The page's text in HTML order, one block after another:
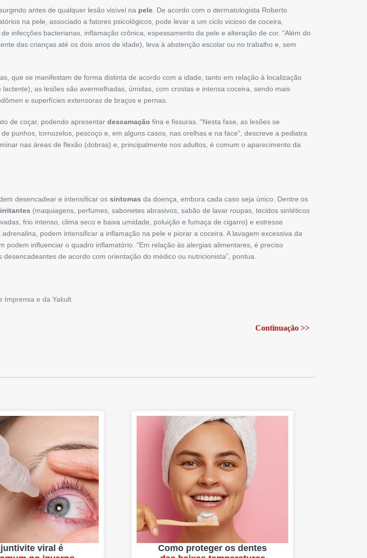
antes de qualquer lesão visível na pele. De acordo com o dermatologista Roberto
na pele, associado a fatores psicológicos, pode levar a um ciclo vicioso de coceira,
infecções bacterianas, inflamação crônica, espessamento da pele e alteração de cor. “Além do
das crianças até os dois anos de idade), leva à abstenção escolar ou no trabalho e, sem
que se manifestam de forma distinta de acordo com a idade, tanto em relação à localização
as lesões são avermelhadas, úmidas, com crostas e intensa coceira, sendo mais
e superfícies extensoras de braços e ­pernas.
de coçar, podendo apresentar descamação fina e fissuras. “Nesta fase, as lesões se
punhos, tornozelos, pescoço e, em alguns casos, nas orelhas e na face”, descreve a pediatra
nas áreas de flexão (dobras) e, principalmente nos adultos, é comum o aparecimento da
desencadear e intensificar os sintomas da doença, embora cada caso seja único. Dentre os
irritantes (maquiagens, perfumes, sabonetes abrasivos, sabão de lavar roupas, tecidos sintéticos
frio intenso, clima seco e baixa umidade, poluição e fumaça de cigarro) e estresse
podem intensificar a inflamação na pele e piorar a coceira. A lavagem excessiva da
influenciar o quadro inflamatório. “Em relação às alergias alimentares, é preciso
de acordo com orientação do médico ou nutricionista”, pontua.
Imprensa e da Yakult.
Continuação >>
viral é
Como proteger os dentes